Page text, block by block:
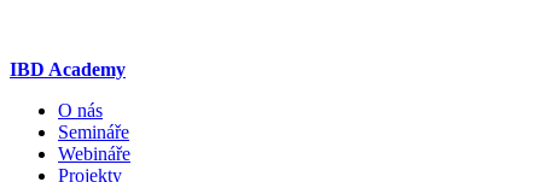
IBD Academy
O nás
Semináře
Webináře
Projekty